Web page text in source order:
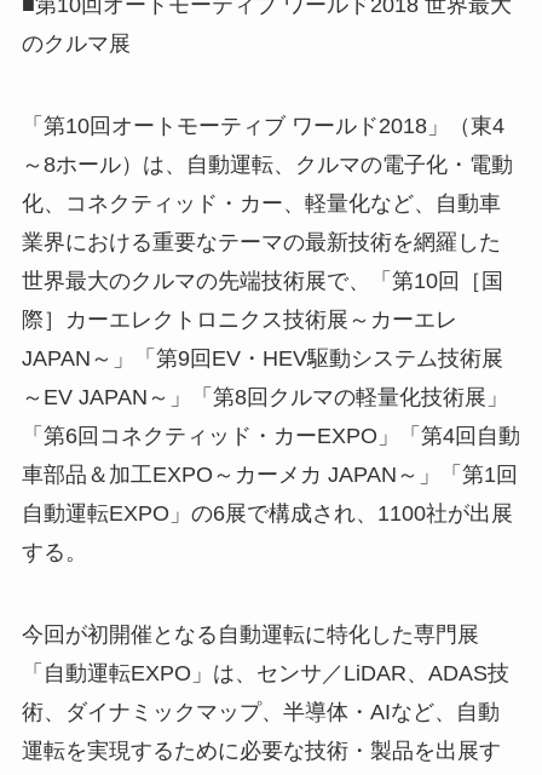
■第10回オートモーティブ ワールド2018 世界最大
のクルマ展
「第10回オートモーティブ ワールド2018」（東4
～8ホール）は、自動運転、クルマの電子化・電動
化、コネクティッド・カー、軽量化など、自動車
業界における重要なテーマの最新技術を網羅した
世界最大のクルマの先端技術展で、「第10回［国
際］カーエレクトロニクス技術展～カーエレ
JAPAN～」「第9回EV・HEV駆動システム技術展
～EV JAPAN～」「第8回クルマの軽量化技術展」
「第6回コネクティッド・カーEXPO」「第4回自動
車部品＆加工EXPO～カーメカ JAPAN～」「第1回
自動運転EXPO」の6展で構成され、1100社が出展
する。
今回が初開催となる自動運転に特化した専門展
「自動運転EXPO」は、センサ／LiDAR、ADAS技
術、ダイナミックマップ、半導体・AIなど、自動
運転を実現するために必要な技術・製品を出展す